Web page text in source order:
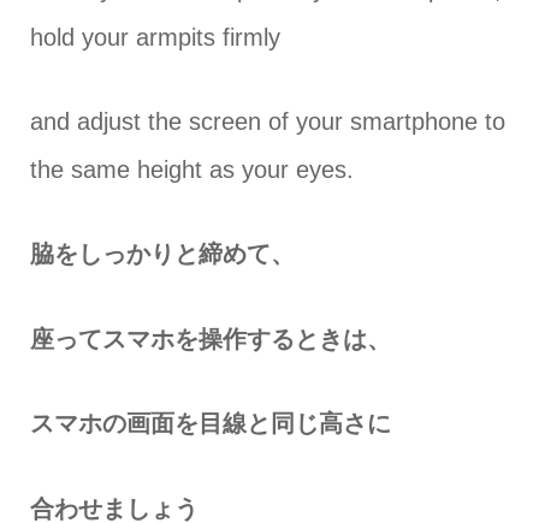
hold your armpits firmly
and adjust the screen of your smartphone to
the same height as your eyes.
脇をしっかりと締めて、
座ってスマホを操作するときは、
スマホの画面を目線と同じ高さに
合わせましょう